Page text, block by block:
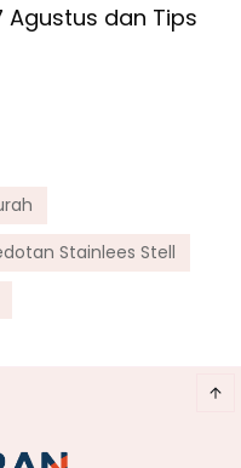
Agustus dan Tips
Stainlees Stell